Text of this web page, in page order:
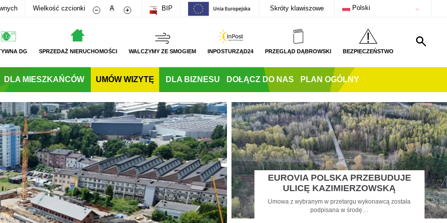
Wielkość czcionki Zmniejsz rozmiar czcionki
A Zwiększ rozmiar czcionki
BIP Skróty klawiszowe Polski
DG SPRZEDAŻ NIERUCHOMOŚCI WALCZYMY ZE SMOGIEM INPOSTURZĄD24 PRZEGLĄD DĄBROWSKI BEZPIECZEŃSTWO
DLA MIESZKAŃCÓW UMÓW WIZYTĘ DLA BIZNESU DOŁĄCZ DO NAS PLAN OGÓLNY
EUROVIA POLSKA PRZEBUDUJE
ULICĘ KAZIMIERZOWSKĄ
Umowa z wybranym w przetargu wykonawcą została
podpisana w środę…